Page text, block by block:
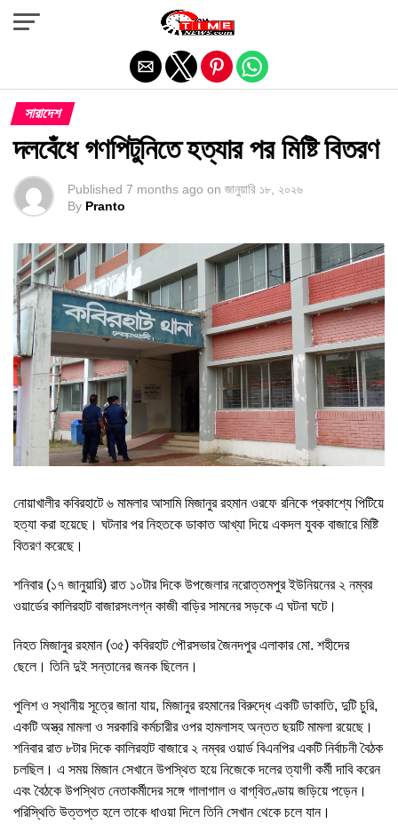
সারাদেশ
দলবেঁধে গণপিটুনিতে হত্যার পর মিষ্টি বিতরণ
Published 7 months ago on জানুয়ারি ১৮, ২০২৬
By Pranto
নোয়াখালীর কবিরহাটে ৬ মামলার আসামি মিজানুর রহমান ওরফে রনিকে প্রকাশ্যে পিটিয়ে
হত্যা করা হয়েছে। ঘটনার পর নিহতকে ডাকাত আখ্যা দিয়ে একদল যুবক বাজারে মিষ্টি
বিতরণ করেছে।
শনিবার (১৭ জানুয়ারি) রাত ১০টার দিকে উপজেলার নরোত্তমপুর ইউনিয়নের ২ নম্বর
ওয়ার্ডের কালিরহাট বাজারসংলগ্ন কাজী বাড়ির সামনের সড়কে এ ঘটনা ঘটে।
নিহত মিজানুর রহমান (৩৫) কবিরহাট পৌরসভার জৈনদপুর এলাকার মো. শহীদের
ছেলে। তিনি দুই সন্তানের জনক ছিলেন।
পুলিশ ও স্থানীয় সূত্রে জানা যায়, মিজানুর রহমানের বিরুদ্ধে একটি ডাকাতি, দুটি চুরি,
একটি অস্ত্র মামলা ও সরকারি কর্মচারীর ওপর হামলাসহ অন্তত ছয়টি মামলা রয়েছে।
শনিবার রাত ৮টার দিকে কালিরহাট বাজারে ২ নম্বর ওয়ার্ড বিএনপির একটি নির্বাচনী বৈঠক
চলছিল। এ সময় মিজান সেখানে উপস্থিত হয়ে নিজেকে দলের ত্যাগী কর্মী দাবি করেন
এবং বৈঠকে উপস্থিত নেতাকর্মীদের সঙ্গে গালাগাল ও বাগ্‌বিতণ্ডায় জড়িয়ে পড়েন।
পরিস্থিতি উত্তপ্ত হলে তাকে ধাওয়া দিলে তিনি সেখান থেকে চলে যান।
Exit mobile version